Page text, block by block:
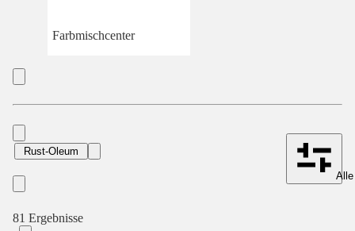
Farbmischcenter
Rust-Oleum
81 Ergebnisse